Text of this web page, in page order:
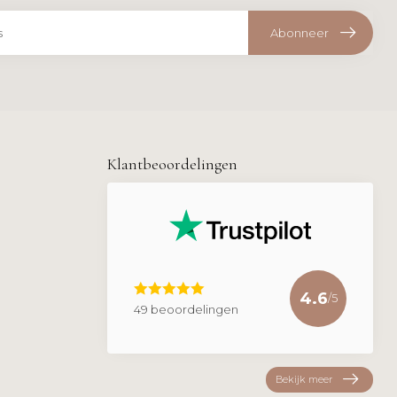
Abonneer
Klantbeoordelingen
49 beoordelingen
4.6/5
Bekijk meer